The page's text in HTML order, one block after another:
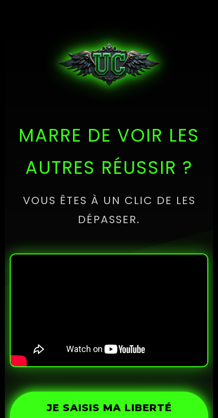
MARRE DE VOIR LES
AUTRES RÉUSSIR ?
VOUS ÊTES À UN CLIC DE LES
DÉPASSER.
JE SAISIS MA LIBERTÉ